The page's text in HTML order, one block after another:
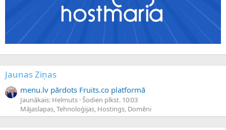
Jaunas Ziņas
menu.lv pārdots Fruits.co platformā
Jaunākais: Helmuts Šodien plkst. 10:03
Mājaslapas, Tehnoloģijas, Hostings, Domēni